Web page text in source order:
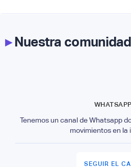
▸Nuestra
WHATSAPP
Tenemos un canal de Whatsapp
movimientos en la
SEGUIR EL